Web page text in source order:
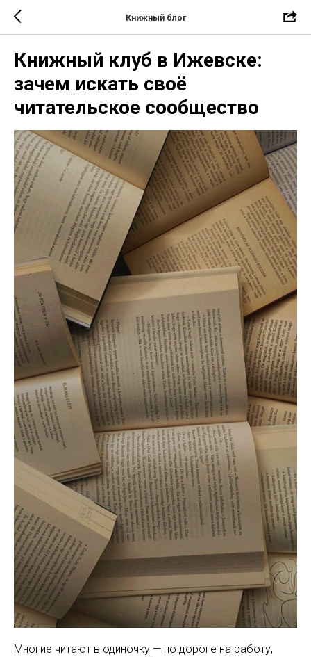
Книжный блог
Книжный клуб в Ижевске:
зачем искать своё
читательское сообщество
Многие читают в одиночку — по дороге на работу,